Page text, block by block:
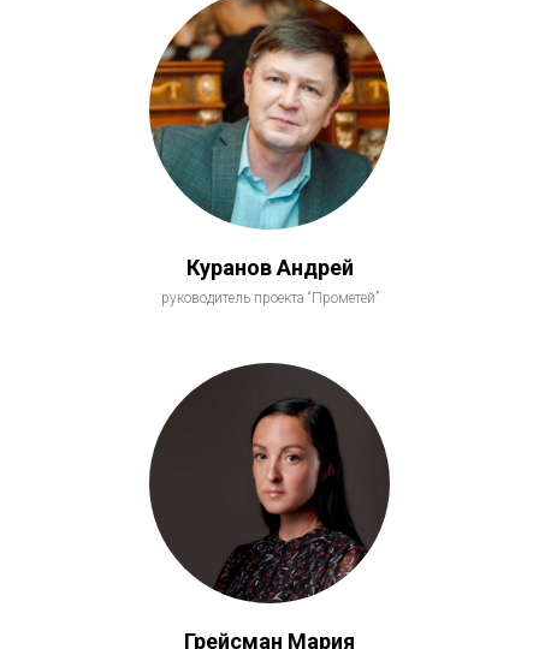
Куранов Андрей
руководитель проекта “Прометей”
Грейсман Мария